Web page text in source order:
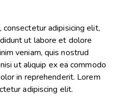
adipisicing elit,
ut labore et dolore
veniam, quis nostrud
ut aliquip ex ea commodo
in reprehenderit. Lorem
adipiscing elit.